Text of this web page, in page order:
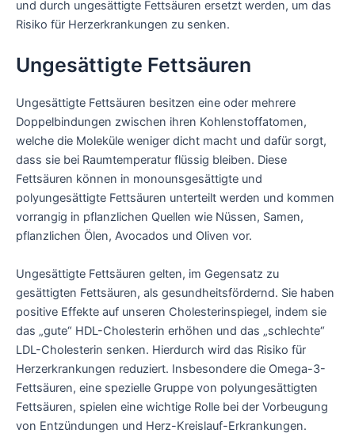
und durch ungesättigte Fettsäuren ersetzt werden, um das
Risiko für Herzerkrankungen zu senken.
Ungesättigte Fettsäuren
Ungesättigte Fettsäuren besitzen eine oder mehrere
Doppelbindungen zwischen ihren Kohlenstoffatomen,
welche die Moleküle weniger dicht macht und dafür sorgt,
dass sie bei Raumtemperatur flüssig bleiben. Diese
Fettsäuren können in monounsgesättigte und
polyungesättigte Fettsäuren unterteilt werden und kommen
vorrangig in pflanzlichen Quellen wie Nüssen, Samen,
pflanzlichen Ölen, Avocados und Oliven vor.
Ungesättigte Fettsäuren gelten, im Gegensatz zu
gesättigten Fettsäuren, als gesundheitsfördernd. Sie haben
positive Effekte auf unseren Cholesterinspiegel, indem sie
das „gute“ HDL-Cholesterin erhöhen und das „schlechte“
LDL-Cholesterin senken. Hierdurch wird das Risiko für
Herzerkrankungen reduziert. Insbesondere die Omega-3-
Fettsäuren, eine spezielle Gruppe von polyungesättigten
Fettsäuren, spielen eine wichtige Rolle bei der Vorbeugung
von Entzündungen und Herz-Kreislauf-Erkrankungen.